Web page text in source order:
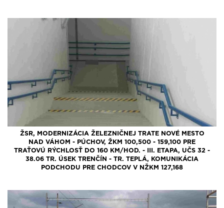
ŽSR, MODERNIZÁCIA ŽELEZNIČNEJ TRATE NOVÉ MESTO
NAD VÁHOM - PÚCHOV, ŽKM 100,500 - 159,100 PRE
TRAŤOVÚ RÝCHLOSŤ DO 160 KM/HOD. - III. ETAPA, UČS 32 -
38.06 TR. ÚSEK TRENČÍN - TR. TEPLÁ, KOMUNIKÁCIA
PODCHODU PRE CHODCOV V NŽKM 127,168